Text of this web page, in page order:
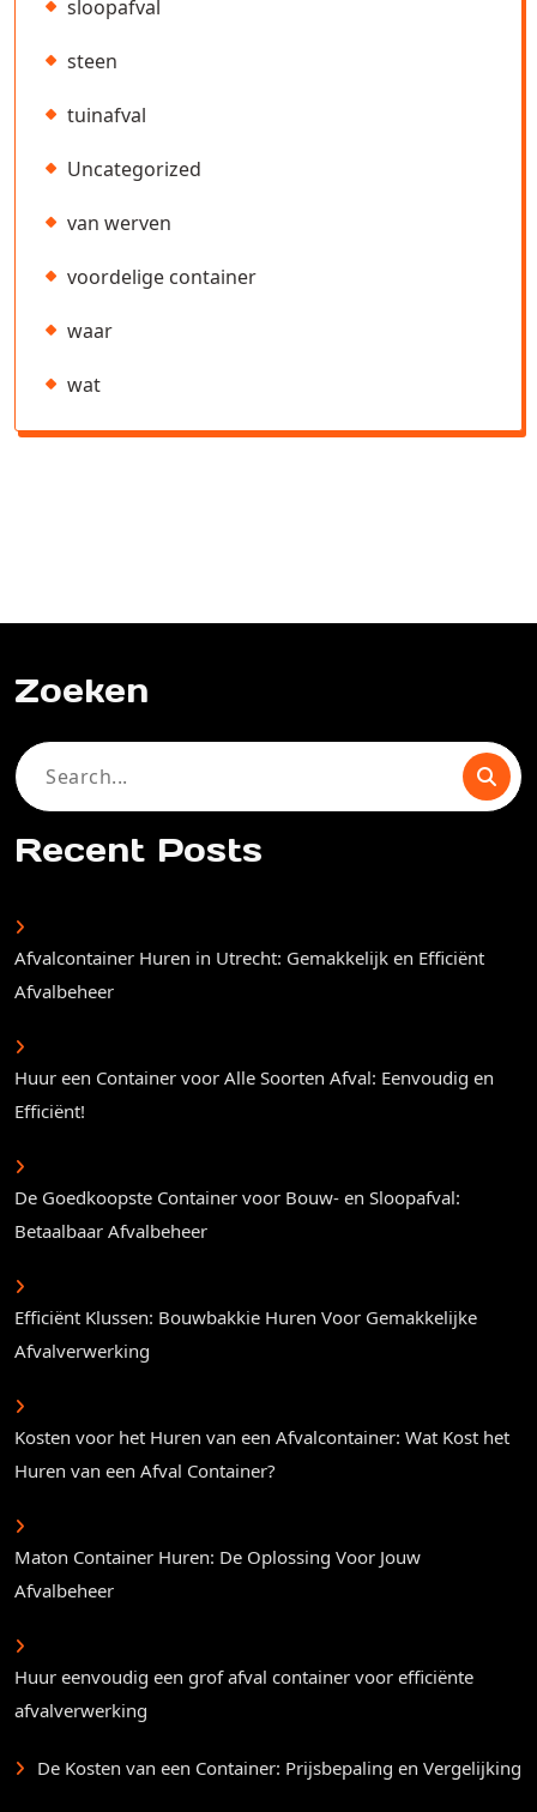
sloopafval
steen
tuinafval
Uncategorized
van werven
voordelige container
waar
wat
Zoeken
Search
Recent Posts
Afvalcontainer Huren in Utrecht: Gemakkelijk en Efficiënt
Afvalbeheer
Huur een Container voor Alle Soorten Afval: Eenvoudig en
Efficiënt!
De Goedkoopste Container voor Bouw- en Sloopafval:
Betaalbaar Afvalbeheer
Efficiënt Klussen: Bouwbakkie Huren Voor Gemakkelijke
Afvalverwerking
Kosten voor het Huren van een Afvalcontainer: Wat Kost het
Huren van een Afval Container?
Maton Container Huren: De Oplossing Voor Jouw
Afvalbeheer
Huur eenvoudig een grof afval container voor efficiënte
afvalverwerking
De Kosten van een Container: Prijsbepaling en Vergelijking